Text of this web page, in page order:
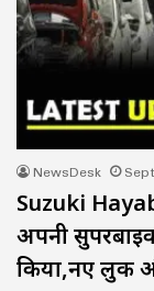
NewsDesk
Suzuki
अपनी
किया,नए लुक